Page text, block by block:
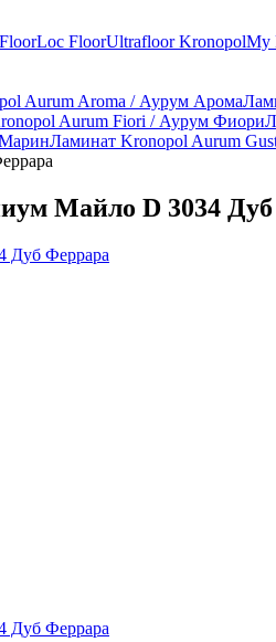
Loc FloorUltrafloorKronopolMy
Aurum Aroma / Аурум Арома
Aurum Fiori / Аурум Фиори
Ламинат Kronopol Aurum
Майло D 3034 Дуб